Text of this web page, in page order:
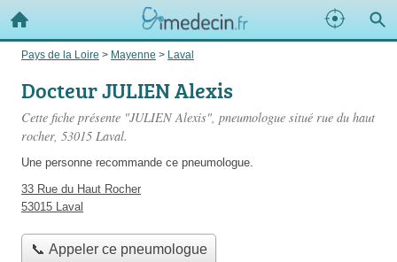
Pays de la Loire > Mayenne > Laval
Docteur JULIEN Alexis
Cette fiche présente "JULIEN Alexis", pneumologue situé rue du haut
rocher, 53015 Laval.
Une personne recommande ce pneumologue.
33 Rue du Haut Rocher
53015 Laval
📞 Appeler ce pneumologue